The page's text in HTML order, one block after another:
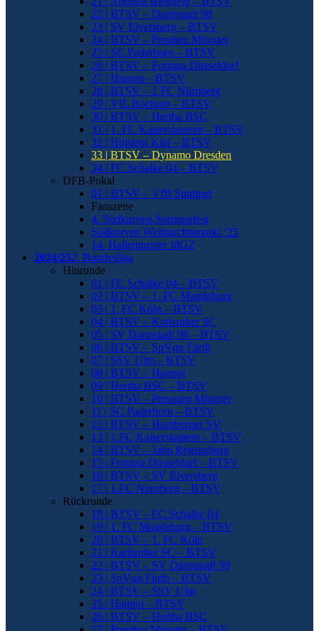
22 | BTSV – Darmstadt 98
23 | SV Elversberg – BTSV
24 | BTSV – Preußen Münster
25 | SC Paderborn – BTSV
26 | BTSV – Fortuna Düsseldorf
27 | Hannoi – BTSV
28 | BTSV – 1.FC Nürnberg
29 | VfL Bochum – BTSV
30 | BTSV – Hertha BSC
31 | 1. FC Kaiserslautern – BTSV
32 | Holstein Kiel – BTSV
33 | BTSV – Dynamo Dresden
34 | FC Schalke 04 – BTSV
DFB-Pokal
01 | BTSV – VfB Stuttgart
Fanszene
4. Südkurven-Sommerfest
Südkurven Weihnachtsmarkt ’25
14. Hallenturnier fdGZ
2024/252. Bundesliga
Hinrunde
01 | FC Schalke 04 – BTSV
02 | BTSV – 1. FC Magdeburg
03 | 1. FC Köln – BTSV
04 | BTSV – Karlsruher SC
05 | SV Darmstadt 98 – BTSV
06 | BTSV – SpVgg Fürth
07 | SSV Ulm – BTSV
08 | BTSV – Hannoi
09 | Hertha BSC – BTSV
10 | BTSV – Preussen Münster
11 | SC Paderborn – BTSV
12 | BTSV – Hamburger SV
13 | 1.FC Kaiserslautern – BTSV
14 | BTSV – Jahn Regensburg
15 | Fortuna Düsseldorf – BTSV
16 | BTSV – SV Elversberg
17 | 1.FC Nürnberg – BTSV
Rückrunde
18 | BTSV – FC Schalke 04
19 | 1. FC Magdeburg – BTSV
20 | BTSV – 1. FC Köln
21 | Karlsruher SC – BTSV
22 | BTSV – SV Darmstadt 98
23 | SpVgg Fürth – BTSV
24 | BTSV – SSV Ulm
25 | Hannoi – BTSV
26 | BTSV – Hertha BSC